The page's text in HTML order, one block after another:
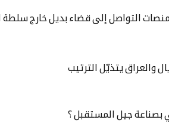
التواصل إلى قضاء بديل خارج سلطة
والعراق يتذيّل الترتيب
بصناعة جيل المستقبل ؟